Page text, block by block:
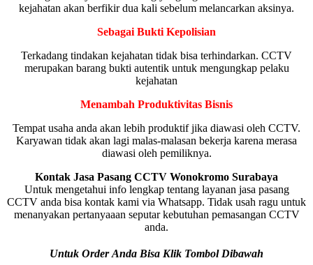
kejahatan akan berfikir dua kali sebelum melancarkan aksinya.
Sebagai Bukti Kepolisian
Terkadang tindakan kejahatan tidak bisa terhindarkan. CCTV
merupakan barang bukti autentik untuk mengungkap pelaku
kejahatan
Menambah Produktivitas Bisnis
Tempat usaha anda akan lebih produktif jika diawasi oleh CCTV.
Karyawan tidak akan lagi malas-malasan bekerja karena merasa
diawasi oleh pemiliknya.
Kontak Jasa Pasang CCTV Wonokromo Surabaya
Untuk mengetahui info lengkap tentang layanan jasa pasang
CCTV anda bisa kontak kami via Whatsapp. Tidak usah ragu untuk
menanyakan pertanyaaan seputar kebutuhan pemasangan CCTV
anda.
Untuk Order Anda Bisa Klik Tombol Dibawah